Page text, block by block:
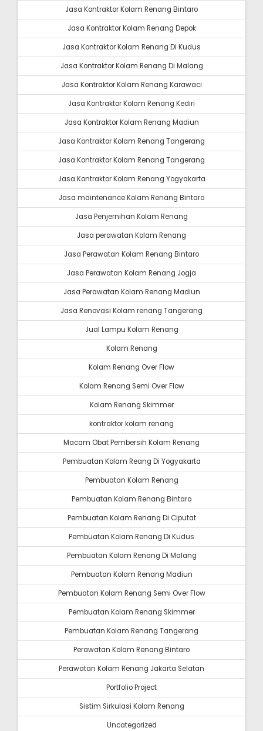
Jasa Kontraktor Kolam Renang Bintaro
Jasa Kontraktor Kolam Renang Depok
Jasa Kontraktor Kolam Renang Di Kudus
Jasa Kontraktor Kolam Renang Di Malang
Jasa Kontraktor Kolam Renang Karawaci
Jasa Kontraktor Kolam Renang Kediri
Jasa Kontraktor Kolam Renang Madiun
Jasa Kontraktor Kolam Renang Tangerang
Jasa Kontraktor Kolam Renang Tangerang
Jasa Kontraktor Kolam Renang Yogyakarta
Jasa maintenance Kolam Renang Bintaro
Jasa Penjernihan Kolam Renang
Jasa perawatan Kolam Renang
Jasa Perawatan Kolam Renang Bintaro
Jasa Perawatan Kolam Renang Jogja
Jasa Perawatan Kolam Renang Madiun
Jasa Renovasi Kolam renang Tangerang
Jual Lampu Kolam Renang
Kolam Renang
Kolam Renang Over Flow
Kolam Renang Semi Over Flow
Kolam Renang Skimmer
kontraktor kolam renang
Macam Obat Pembersih Kolam Renang
Pembuatan Kolam Reang Di Yogyakarta
Pembuatan Kolam Renang
Pembuatan Kolam Renang Bintaro
Pembuatan Kolam Renang Di Ciputat
Pembuatan Kolam Renang Di Kudus
Pembuatan Kolam Renang Di Malang
Pembuatan Kolam Renang Madiun
Pembuatan Kolam Renang Semi Over Flow
Pembuatan Kolam Renang Skimmer
Pembuatan Kolam Renang Tangerang
Perawatan Kolam Renang Bintaro
Perawatan Kolam Renang Jakarta Selatan
Portfolio Project
Sistim Sirkulasi Kolam Renang
Uncategorized